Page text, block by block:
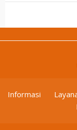
Informasi